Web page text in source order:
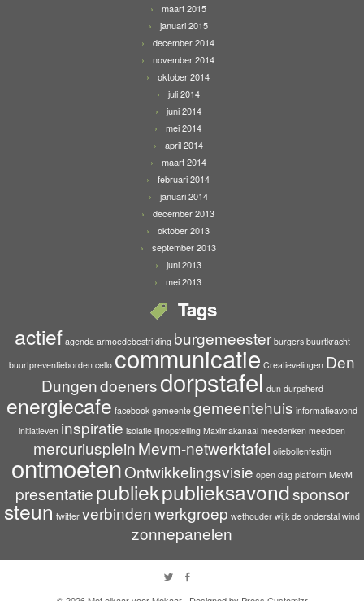
maart 2015
januari 2015
december 2014
november 2014
oktober 2014
juli 2014
juni 2014
mei 2014
april 2014
maart 2014
februari 2014
januari 2014
december 2013
oktober 2013
september 2013
juni 2013
mei 2013
Tags
actief agenda armoedebestrijding burgemeester burgers buurtkracht
buurtpreventieborden cello communicatie Creatievelingen Den
Dungendoenersdorpstafel dun durpsherd
energiecafe facebook gemeente gemeentehuis informatieavond
initiatieven inspiratie isolatie lijnopstelling Maximakanaal meedenken meedoen
mercuriuspleinMevm-netwerktafel oliebollenfestijn
ontmoetenOntwikkelingsvisie open dag platform MevM
presentatiepubliekpublieksavondsponsor
steun twitter verbindenwerkgroep wethouder wijk de onderstal wind
zonnepanelen